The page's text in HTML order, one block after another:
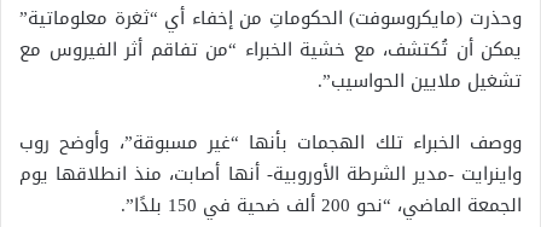
وحذرت (مايكروسوفت) الحكوماتِ من إخفاء أي “ثغرة معلوماتية”
يمكن أن تُكتشف، مع خشية الخبراء “من تفاقم أثر الفيروس مع
تشغيل ملايين الحواسيب”.
ووصف الخبراء تلك الهجمات بأنها “غير مسبوقة”، وأوضح روب
واينرايت -مدير الشرطة الأوروبية- أنها أصابت، منذ انطلاقها يوم
الجمعة الماضي، “نحو 200 ألف ضحية في 150 بلدًا”.